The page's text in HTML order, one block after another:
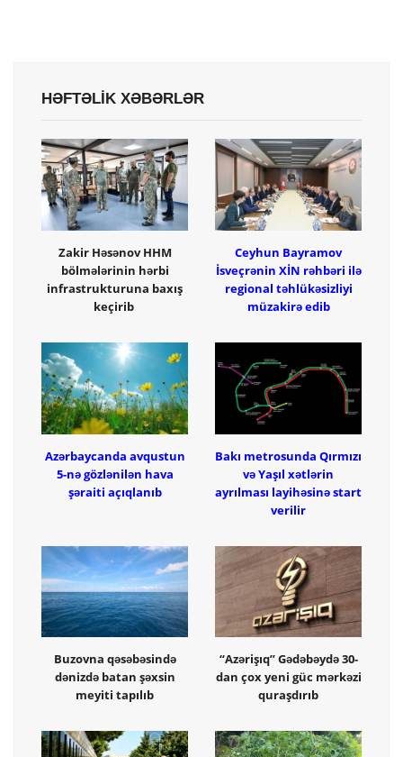
HƏFTƏLİK XƏBƏRLƏR
Zakir Həsənov HHM
bölmələrinin hərbi
infrastrukturuna baxış
keçirib
Ceyhun Bayramov
İsveçrənin XİN rəhbəri ilə
regional təhlükəsizliyi
müzakirə edib
Azərbaycanda avqustun
5-nə gözlənilən hava
şəraiti açıqlanıb
Bakı metrosunda Qırmızı
və Yaşıl xətlərin
ayrılması layihəsinə start
verilir
Buzovna qəsəbəsində
dənizdə batan şəxsin
meyiti tapılıb
“Azərişıq” Gədəbəydə 30-
dan çox yeni güc mərkəzi
quraşdırıb